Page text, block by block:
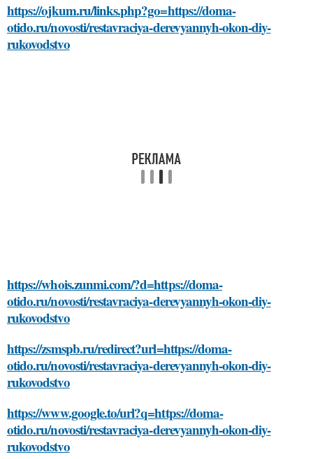
https://ojkum.ru/links.php?go=https://doma-
otido.ru/novosti/restavraciya-derevyannyh-okon-diy-
rukovodstvo
https://whois.zunmi.com/?d=https://doma-
otido.ru/novosti/restavraciya-derevyannyh-okon-diy-
rukovodstvo
https://zsmspb.ru/redirect?url=https://doma-
otido.ru/novosti/restavraciya-derevyannyh-okon-diy-
rukovodstvo
https://www.google.to/url?q=https://doma-
otido.ru/novosti/restavraciya-derevyannyh-okon-diy-
rukovodstvo